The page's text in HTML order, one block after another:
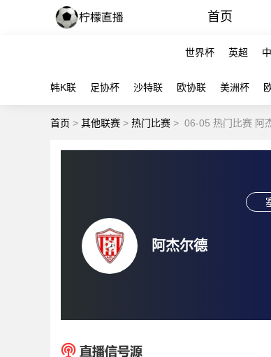
首页
世界杯 英超
韩K联 足协杯 沙特联 欧协联 美洲杯
首页 > 其他联赛 > 热门比赛 > 06-05 热门比赛 阿
阿杰尔德